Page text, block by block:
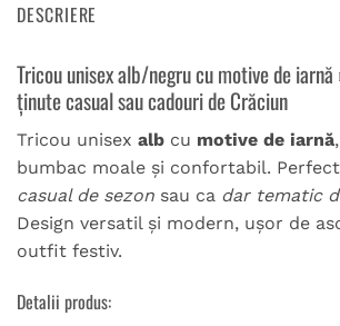
DESCRIERE
Tricou unisex alb/negru cu motive de
ținute casual sau cadouri de Crăciun
Tricou unisex alb cu motive de iarnă
bumbac moale și confortabil.
casual de sezon sau ca dar tematic
Design versatil și modern, ușor de
outfit festiv.
Detalii produs: